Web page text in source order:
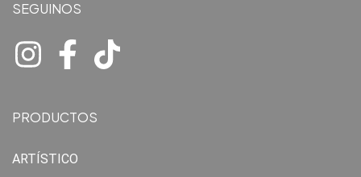
SEGUINOS
PRODUCTOS
ARTÍSTICO